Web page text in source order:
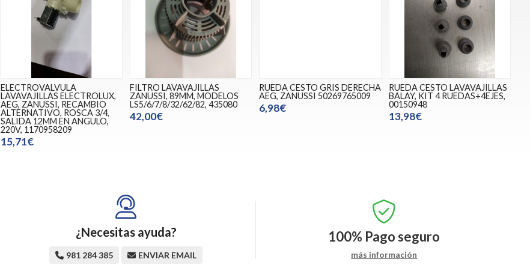
ELECTROVALVULA
LAVAVAJILLAS ELECTROLUX,
AEG, ZANUSSI, RECAMBIO
ALTERNATIVO, ROSCA 3/4,
SALIDA 12MM EN ANGULO,
220V, 1170958209
15,71€
FILTRO LAVAVAJILLAS
ZANUSSI, 89MM, MODELOS
LS5/6/7/8/32/62/82, 435080
42,00€
RUEDA CESTO GRIS DERECHA
AEG, ZANUSSI 50269765009
6,98€
RUEDA CESTO LAVAVAJILLAS
BALAY, KIT 4 RUEDAS+4EJES,
00150948
13,98€
¿Necesitas ayuda?
981 284 385 ENVIAR EMAIL
100% Pago seguro
más información